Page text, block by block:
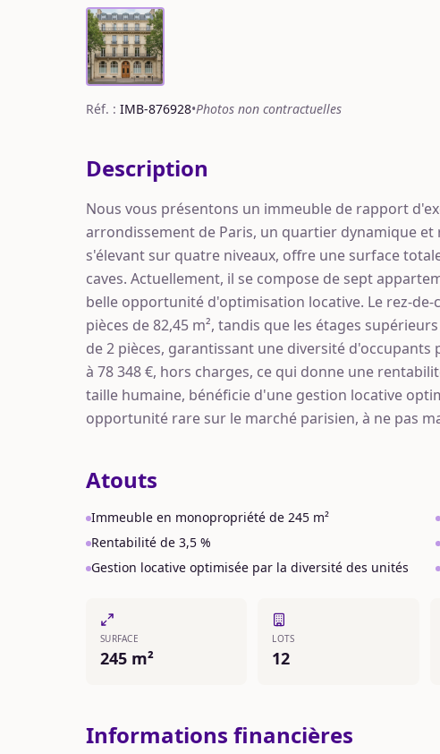
Réf. : IMB-876928•Photos non contractuelles
Description
Nous vous présentons un immeuble de rapport
arrondissement de Paris, un quartier dynamique
s'élevant sur quatre niveaux, offre une surface
caves. Actuellement, il se compose de sept
belle opportunité d'optimisation locative. Le rez-
pièces de 82,45 m², tandis que les étages
de 2 pièces, garantissant une diversité
à 78 348 €, hors charges, ce qui donne une
taille humaine, bénéficie d'une gestion locative
opportunité rare sur le marché parisien, à ne pas
Atouts
Immeuble en monopropriété de 245 m²
Rentabilité de 3,5 %
Gestion locative optimisée par la diversité des unités
SURFACE
245 m²
LOTS
12
Informations financières